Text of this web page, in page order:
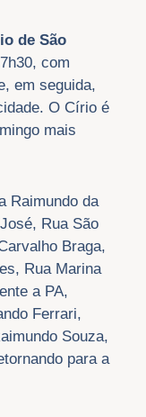
de São
com
em seguida,
O Círio é
mais
Raimundo da
Rua São
Braga,
Rua Marina
a PA,
Ferrari,
Souza,
para a